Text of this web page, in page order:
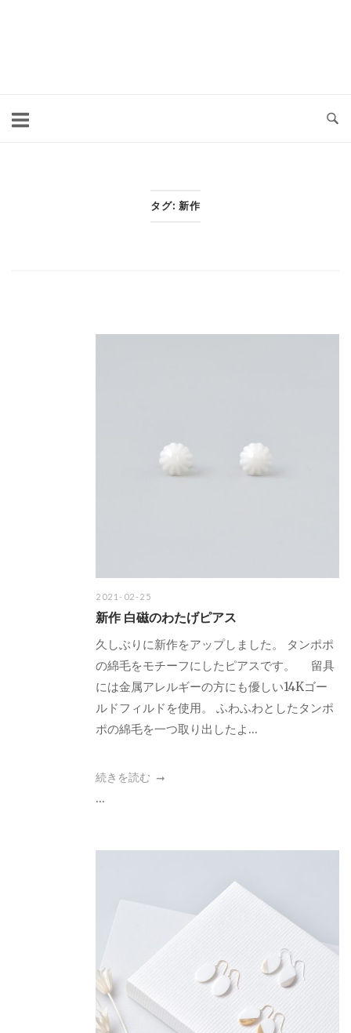
タグ: 新作
2021-02-25
新作 白磁のわたげピアス
久しぶりに新作をアップしました。 タンポポ
の綿毛をモチーフにしたピアスです。 留具
には金属アレルギーの方にも優しい14Kゴー
ルドフィルドを使用。 ふわふわとしたタンポ
ポの綿毛を一つ取り出したよ...
続きを読む
...